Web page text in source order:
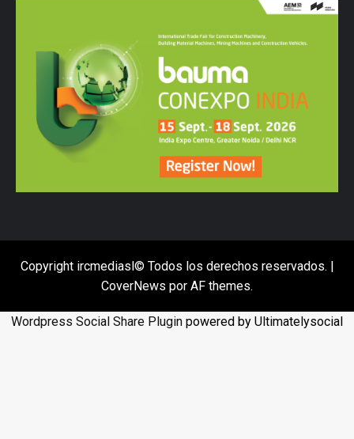
Copyright ircmediasl© Todos los derechos reservados. |
CoverNews por AF themes.
Wordpress Social Share Plugin powered by Ultimatelysocial